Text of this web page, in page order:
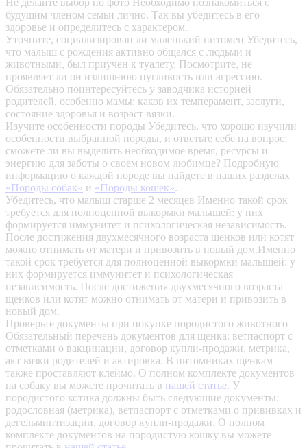
Не делайте выбор по фото Необходимо познакомиться с
будущим членом семьи лично. Так вы убедитесь в его
здоровье и определитесь с характером.
Уточните, социализирован ли маленький питомец Убедитесь,
что малыш с рождения активно общался с людьми и
животными, был приучен к туалету. Посмотрите, не
проявляет ли он излишнюю пугливость или агрессию.
Обязательно поинтересуйтесь у заводчика историей
родителей, особенно мамы: каков их темперамент, заслуги,
состояние здоровья и возраст вязки.
Изучите особенности породы Убедитесь, что хорошо изучили
особенности выбранной породы, и ответьте себе на вопрос:
сможете ли вы выделить необходимое время, ресурсы и
энергию для заботы о своем новом любимце? Подробную
информацию о каждой породе вы найдете в наших разделах
«Породы собак» и «Породы кошек».
Убедитесь, что малыш старше 2 месяцев Именно такой срок
требуется для полноценной выкормки малышей: у них
формируется иммунитет и психологическая независимость.
После достижения двухмесячного возраста щенков или котят
можно отнимать от матери и привозить в новый дом.Именно
такой срок требуется для полноценной выкормки малышей: у
них формируется иммунитет и психологическая
независимость. После достижения двухмесячного возраста
щенков или котят можно отнимать от матери и привозить в
новый дом.
Проверьте документы при покупке породистого животного
Обязательный перечень документов для щенка: ветпаспорт с
отметками о вакцинации, договор купли-продажи, метрика,
акт вязки родителей и актировка. В питомниках щенкам
также проставляют клеймо. О полном комплекте документов
на собаку вы можете прочитать в нашей статье. У
породистого котика должны быть следующие документы:
родословная (метрика), ветпаспорт с отметками о прививках и
дегельминтизации, договор купли-продажи. О полном
комплекте документов на породистую кошку вы можете